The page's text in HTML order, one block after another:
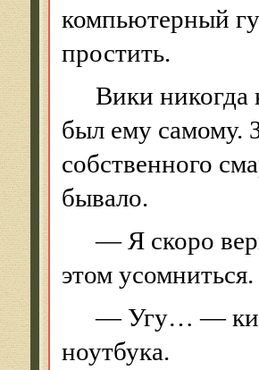
компьютерный
простить.
Вики никогда
был ему самому.
собственного
бывало.
— Я скоро
этом усомниться.
— Угу… —
ноутбука.